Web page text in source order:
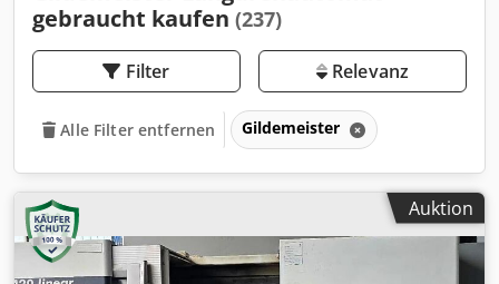
gebraucht kaufen (237)
Filter Relevanz
Alle Filter entfernen Gildemeister
Auktion